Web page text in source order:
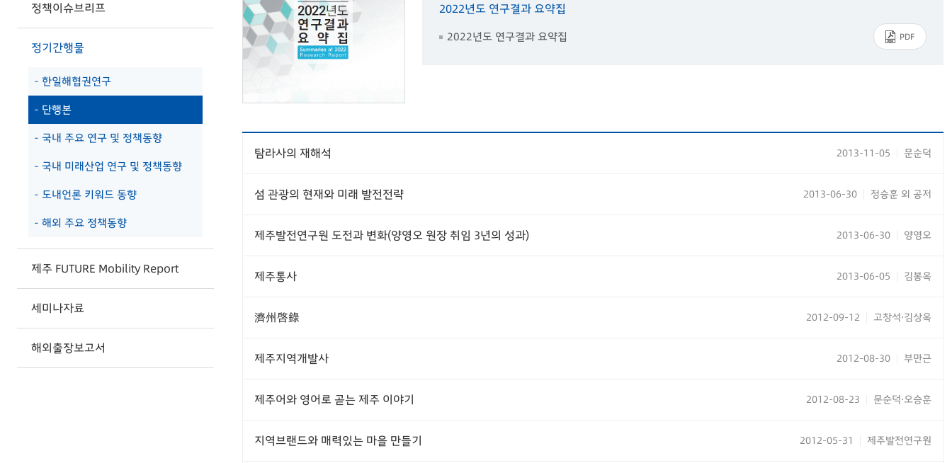
정책이슈브리프
정기간행물
- 한일해협권연구
- 단행본
- 국내 주요 연구 및 정책동향
- 국내 미래산업 연구 및 정책동향
- 도내언론 키워드 동향
- 해외 주요 정책동향
제주 FUTURE Mobility Report
세미나자료
해외출장보고서
2022년도 연구결과 요약집
2022년도 연구결과 요약집 PDF
탐라사의 재해석 2013-11-05 문순덕
섬 관광의 현재와 미래 발전전략 2013-06-30 정승훈 외 공저
제주발전연구원 도전과 변화(양영오 원장 취임 3년의 성과) 2013-06-30 양영오
제주통사 2013-06-05 김봉옥
濟州啓錄 2012-09-12 고창석·김상옥
제주지역개발사 2012-08-30 부만근
제주어와 영어로 곧는 제주 이야기 2012-08-23 문순덕·오승훈
지역브랜드와 매력있는 마을 만들기 2012-05-31 제주발전연구원